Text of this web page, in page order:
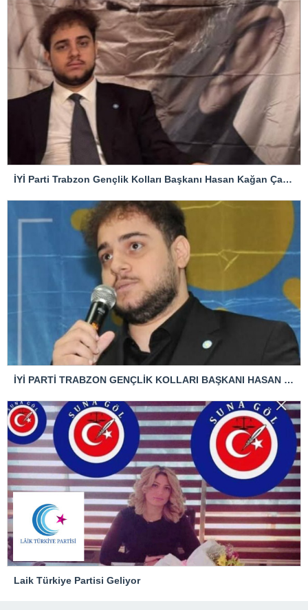
İYİ Parti Trabzon Gençlik Kolları Başkanı Hasan Kağan Çakıroğlu’ndan Mattia Ahmet Minguzzi Davasına Tepki
İYİ PARTİ TRABZON GENÇLİK KOLLARI BAŞKANI HASAN KAĞAN ÇAKIROĞLU’NDAN TBMM BAŞKANI’NA ÇOK SERT TEPKİ: “ANAYASAL SUÇ İŞLENMİŞTİR!”
Laik Türkiye Partisi Geliyor